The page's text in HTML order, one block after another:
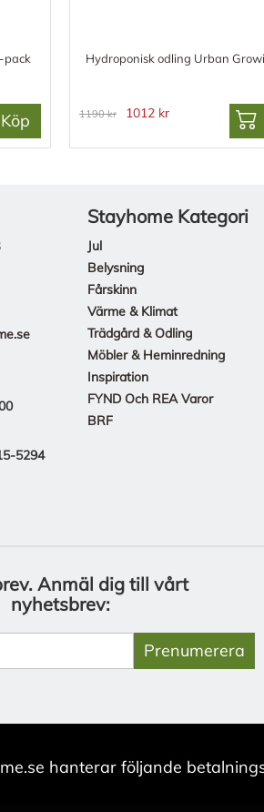
pack
Köp
Hydroponisk odling Urban
1190 kr 1012 kr
5294
Stayhome Kategori
Jul
Belysning
Fårskinn
Värme & Klimat
Trädgård & Odling
Möbler & Heminredning
Inspiration
FYND Och REA Varor
BRF
Anmäl dig till vårt
nyhetsbrev:
Prenumerera
hanterar följande